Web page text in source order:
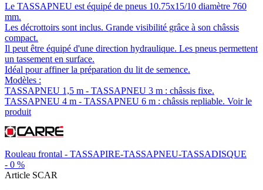
Le TASSAPNEU est équipé de pneus 10.75x15/10 diamètre 760
mm.
Les décrottoirs sont inclus. Grande visibilité grâce à son châssis
compact.
Il peut être équipé d'une direction hydraulique. Les pneus permettent
un tassement en surface.
Idéal pour affiner la préparation du lit de semence.
Modèles :
TASSAPNEU 1,5 m - TASSAPNEU 3 m : châssis fixe.
TASSAPNEU 4 m - TASSAPNEU 6 m : châssis repliable. Voir le
produit
Rouleau frontal - TASSAPIRE-TASSAPNEU-TASSADISQUE
- 0 %
Article SCAR